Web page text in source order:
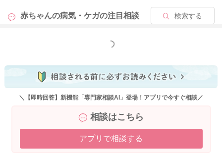
赤ちゃんの病気・ケガの注目相談 検索する
もっと見る
＼【即時回答】新機能「専門家相談AI」登場！アプリで今すぐ相談／
相談はこちら
アプリで相談する